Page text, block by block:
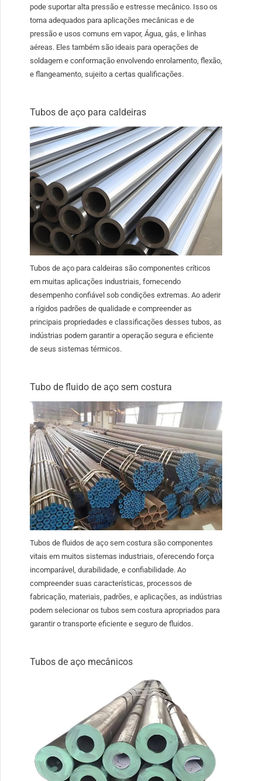
pode suportar alta pressão e estresse mecânico. Isso os
torna adequados para aplicações mecânicas e de
pressão e usos comuns em vapor, Água, gás, e linhas
aéreas. Eles também são ideais para operações de
soldagem e conformação envolvendo enrolamento, flexão,
e flangeamento, sujeito a certas qualificações.
Tubos de aço para caldeiras
Tubos de aço para caldeiras são componentes críticos
em muitas aplicações industriais, fornecendo
desempenho confiável sob condições extremas. Ao aderir
a rígidos padrões de qualidade e compreender as
principais propriedades e classificações desses tubos, as
indústrias podem garantir a operação segura e eficiente
de seus sistemas térmicos.
Tubo de fluido de aço sem costura
Tubos de fluidos de aço sem costura são componentes
vitais em muitos sistemas industriais, oferecendo força
incomparável, durabilidade, e confiabilidade. Ao
compreender suas características, processos de
fabricação, materiais, padrões, e aplicações, as indústrias
podem selecionar os tubos sem costura apropriados para
garantir o transporte eficiente e seguro de fluidos.
Tubos de aço mecânicos